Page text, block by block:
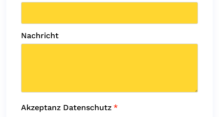
Nachricht
Akzeptanz Datenschutz *